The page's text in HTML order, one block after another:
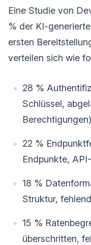
Eine Studie von
% der KI-
ersten
verteilen sich wie
28 %
Schlüssel,
Berechtigungen)
22 %
Endpunkte,
18 %
Struktur,
15 %
überschritten,